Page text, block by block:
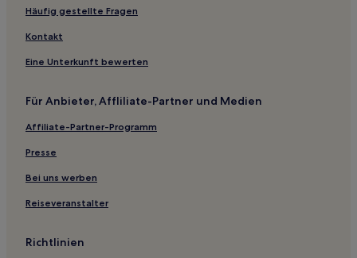
Haskell Hotels
Adrian Hotels
Hotels nahe Archer City Country Club
Dalhart Hotels
Shamrock Hotels
Hotels nahe Wichita Falls
Hotels nahe Backdoor Theatre
Wichita Falls Hotels
Hotels nahe Fort Griffin State Historic Site
Häufig gestellte Fragen
Kontakt
Eine Unterkunft bewerten
Für Anbieter, Affliliate-Partner und Medien
Affiliate-Partner-Programm
Presse
Bei uns werben
Reiseveranstalter
Richtlinien